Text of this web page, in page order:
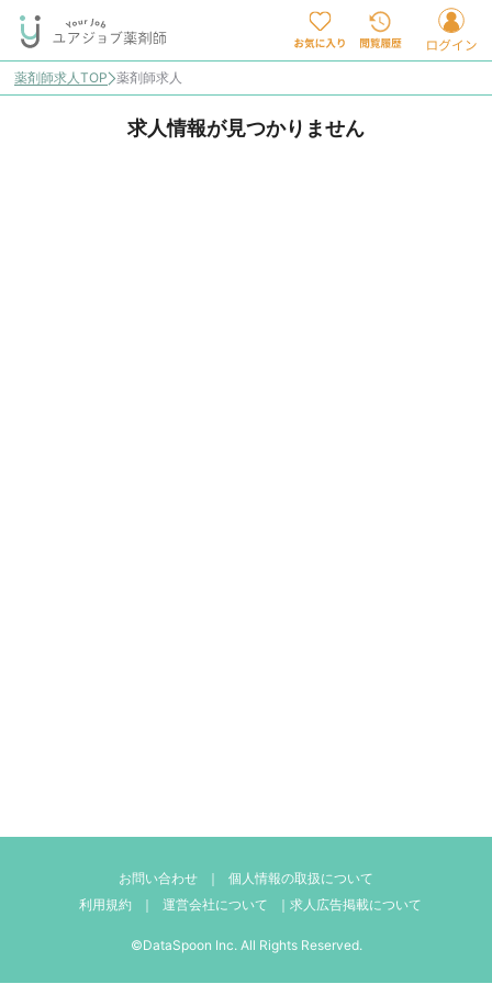
薬剤師求人TOP 薬剤師求人
求人情報が見つかりません
お問い合わせ ｜
個人情報の取扱について
利用規約
｜ 運営会社について ｜ 求人広告掲載について
©DataSpoon Inc. All Rights Reserved.